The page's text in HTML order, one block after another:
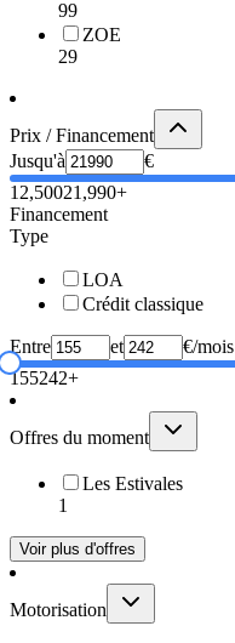
99
ZOE
29
Prix / Financement
Jusqu'à
€
12,50021,990+
Financement
Type
LOA
Crédit classique
Entre et
€/mois
155242+
Offres du moment
Les Estivales
1
Voir plus d'offres
Motorisation